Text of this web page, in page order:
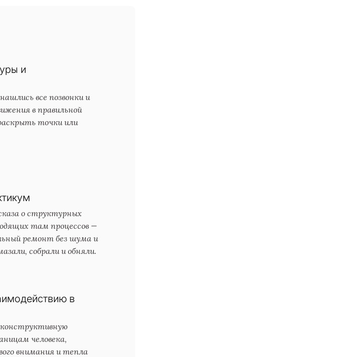
и
все позвонки и
в правильной
точки или
о структурных
там процессов —
ремонт без шума и
собрали и обняли.
в
человека,
внимания и тепла